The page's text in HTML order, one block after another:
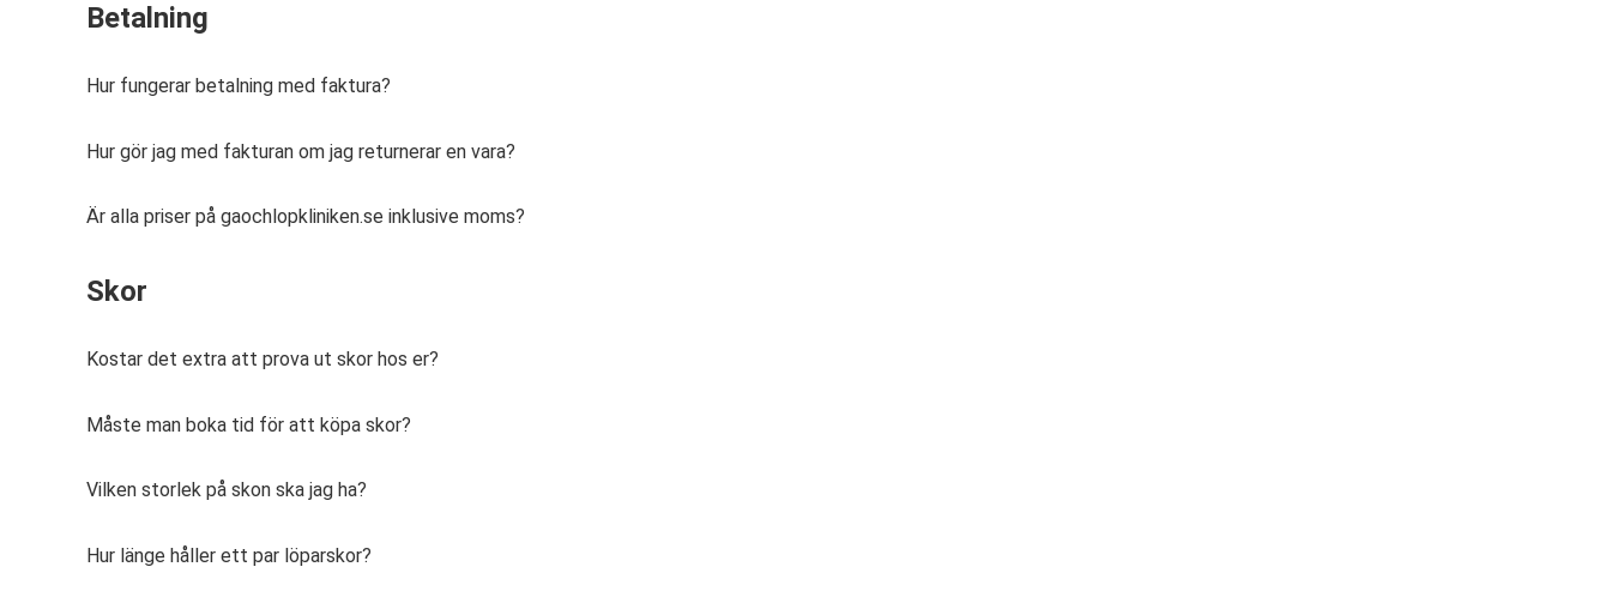
Betalning
Hur fungerar betalning med faktura?
Hur gör jag med fakturan om jag returnerar en vara?
Är alla priser på gaochlopkliniken.se inklusive moms?
Skor
Kostar det extra att prova ut skor hos er?
Måste man boka tid för att köpa skor?
Vilken storlek på skon ska jag ha?
Hur länge håller ett par löparskor?